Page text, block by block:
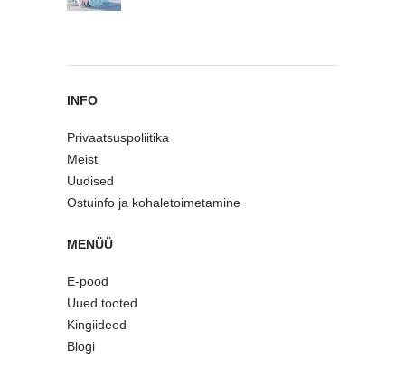
INFO
Privaatsuspoliitika
Meist
Uudised
Ostuinfo ja kohaletoimetamine
MENÜÜ
E-pood
Uued tooted
Kingiideed
Blogi